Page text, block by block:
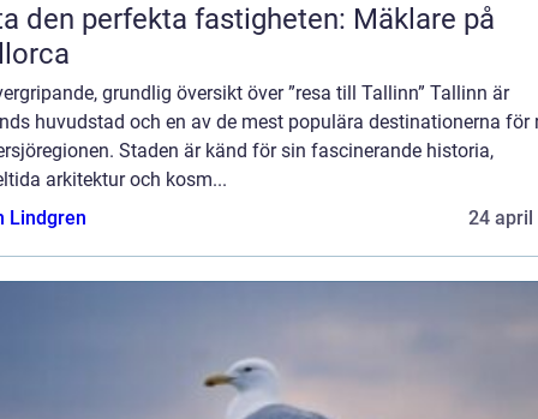
den perfekta fastigheten: Mäklare på
grundlig översikt över ”resa till Tallinn” Tallinn är
huvudstad och en av de mest populära destinationerna för
Staden är känd för sin fascinerande historia,
arkitektur och kosm...
Lindgren
24 april